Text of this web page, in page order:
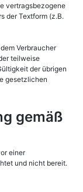
vertragsbezogene
der Textform (z.B.
Verbraucher
teilweise
der übrigen
gesetzlichen
gemäß
einer
und nicht bereit.